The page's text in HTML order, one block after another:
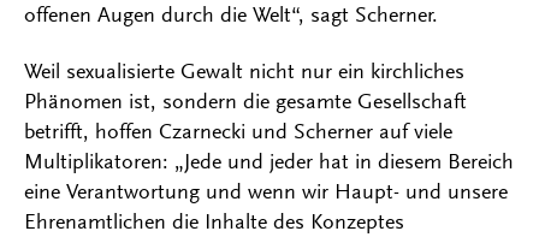
offenen Augen durch die Welt“, sagt Scherner.
Weil sexualisierte Gewalt nicht nur ein kirchliches
Phänomen ist, sondern die gesamte Gesellschaft
betrifft, hoffen Czarnecki und Scherner auf viele
Multiplikatoren: „Jede und jeder hat in diesem Bereich
eine Verantwortung und wenn wir Haupt- und unsere
Ehrenamtlichen die Inhalte des Konzeptes